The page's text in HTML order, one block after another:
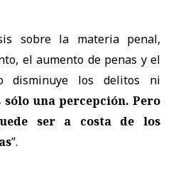
sobre la materia penal,
el aumento de penas y el
disminuye los delitos ni
sólo una percepción. Pero
ser a costa de los
”.